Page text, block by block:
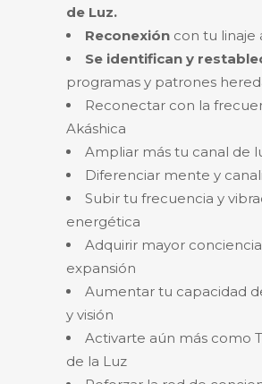
de Luz.
Reconexión con tu linaje
Se identifican y
programas y patrones
Reconectar con la
Akáshica
Ampliar más tu canal de
Diferenciar mente y
Subir tu frecuencia y
energética
Adquirir mayor
expansión
Aumentar tu capacidad
y visión
Activarte aún más como
de la Luz